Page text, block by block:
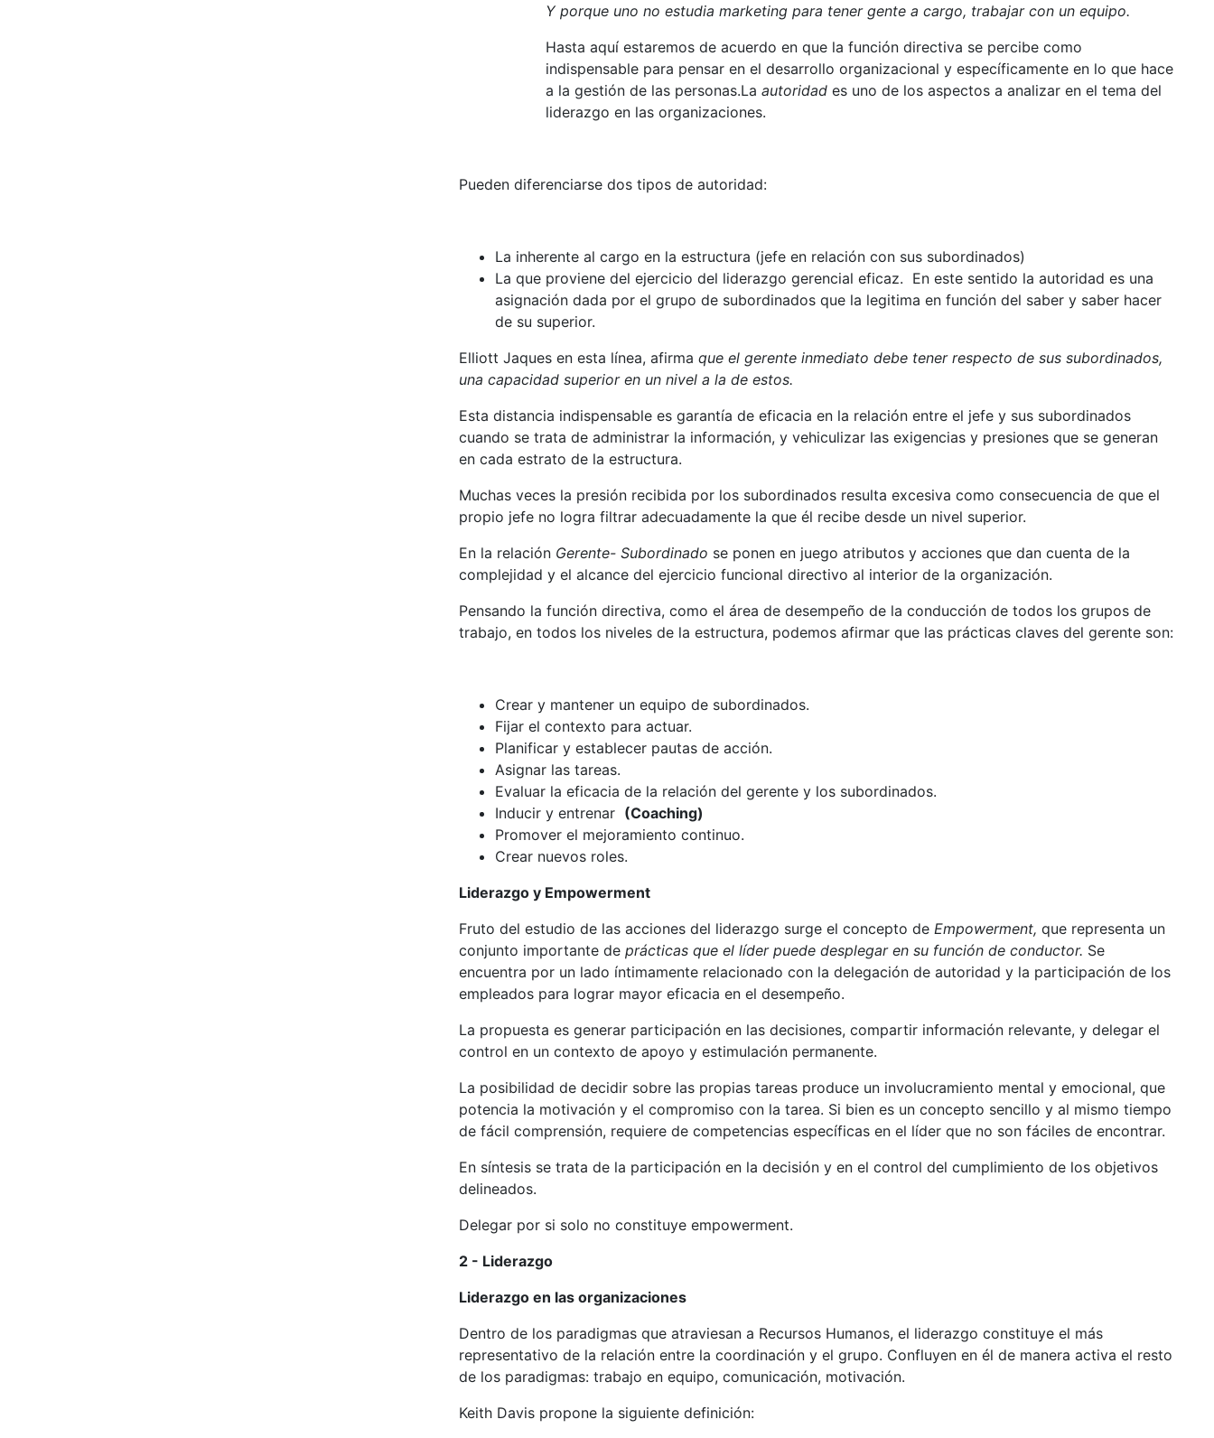
Y porque uno no estudia marketing para tener gente a cargo, trabajar con un equipo.
Hasta aquí estaremos de acuerdo en que la función directiva se percibe como
indispensable para pensar en el desarrollo organizacional y específicamente en lo que hace
a la gestión de las personas.La autoridades uno de los aspectos a analizar en el tema del
liderazgo en las organizaciones.
Pueden diferenciarse dos tipos de autoridad:
La inherente al cargo en la estructura (jefe en relación con sus subordinados)
La que proviene del ejercicio del liderazgo gerencial eficaz. En este sentido la autoridad es una
asignación dada por el grupo de subordinados que la legitima en función del saber y saber hacer
de su superior.
Elliott Jaques en esta línea, afirma que el gerente inmediato debe tener respecto de sus subordinados,
una capacidad superior en un nivel a la de estos.
Esta distancia indispensable es garantía de eficacia en la relación entre el jefe y sus subordinados
cuando se trata de administrar la información, y vehiculizar las exigencias y presiones que se generan
en cada estrato de la estructura.
Muchas veces la presión recibida por los subordinados resulta excesiva como consecuencia de que el
propio jefe no logra filtrar adecuadamente la que él recibe desde un nivel superior.
En la relación Gerente- Subordinado se ponen en juego atributos y acciones que dan cuenta de la
complejidad y el alcance del ejercicio funcional directivo al interior de la organización.
Pensando la función directiva, como el área de desempeño de la conducción de todos los grupos de
trabajo, en todos los niveles de la estructura, podemos afirmar que las prácticas claves del gerente son:
Crear y mantener un equipo de subordinados.
Fijar el contexto para actuar.
Planificar y establecer pautas de acción.
Asignar las tareas.
Evaluar la eficacia de la relación del gerente y los subordinados.
Inducir y entrenar (Coaching)
Promover el mejoramiento continuo.
Crear nuevos roles.
Liderazgo y Empowerment
Fruto del estudio de las acciones del liderazgo surge el concepto de Empowerment, que representa un
conjunto importante de prácticas que el líder puede desplegar en su función de conductor. Se
encuentra por un lado íntimamente relacionado con la delegación de autoridad y la participación de los
empleados para lograr mayor eficacia en el desempeño.
La propuesta es generar participación en las decisiones, compartir información relevante, y delegar el
control en un contexto de apoyo y estimulación permanente.
La posibilidad de decidir sobre las propias tareas produce un involucramiento mental y emocional, que
potencia la motivación y el compromiso con la tarea. Si bien es un concepto sencillo y al mismo tiempo
de fácil comprensión, requiere de competencias específicas en el líder que no son fáciles de encontrar.
En síntesis se trata de la participación en la decisión y en el control del cumplimiento de los objetivos
delineados.
Delegar por si solo no constituye empowerment.
2 - Liderazgo
Liderazgo en las organizaciones
Dentro de los paradigmas que atraviesan a Recursos Humanos, el liderazgo constituye el más
representativo de la relación entre la coordinación y el grupo. Confluyen en él de manera activa el resto
de los paradigmas: trabajo en equipo, comunicación, motivación.
Keith Davis propone la siguiente definición: